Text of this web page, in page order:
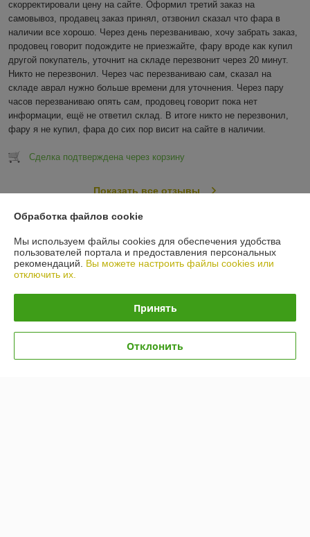
скорректировали цену на сайте. Оформил третий заказ на
самовывоз, продавец заказ принял, отзвонил сказал что фара в
наличии все хорошо. Через день перезваниваю, хочу забрать заказ,
продовец говорит подождите не приезжайте, фару вроде как купил
другой покупатель, уточнит на складе перезвонит через 20 минут.
Никто не перезвонил. Через час перезваниваю сам, сказал на
складе аврал нужно больше времени для уточнения. Через пару
часов перезваниваю опять сам, продовец говорит пока нет
информации, ещё не ответил склад. В итоге никто не перезвонил,
фару я не купил, фара до сих пор висит на сайте в наличии.
Сделка подтверждена через корзину
Показать все отзывы
О нас
Контакты
График работы
Обработка файлов cookie
Мы используем файлы cookies для обеспечения удобства
пользователей портала и предоставления персональных
рекомендаций. Вы можете настроить файлы cookies или
отключить их.
Принять
Отклонить